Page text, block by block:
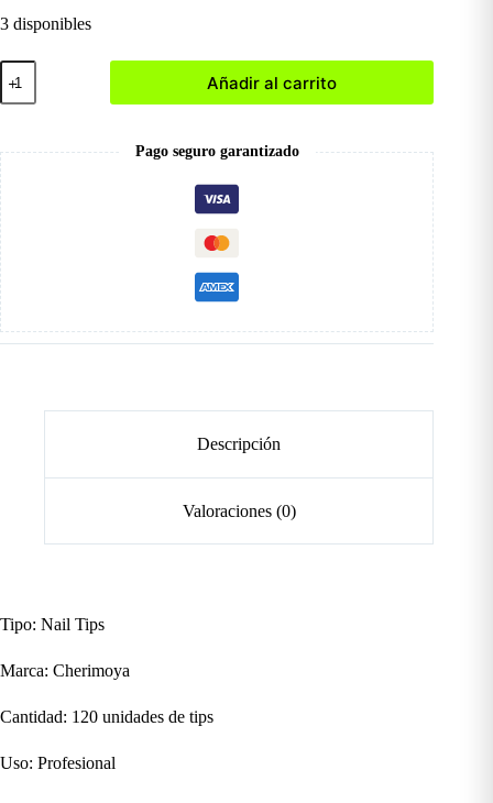
3 disponibles
Tips
Stiletto
(120
Añadir al carrito
Pago seguro garantizado
Descripción
Valoraciones (0)
Tipo: Nail Tips
Marca: Cherimoya
Cantidad: 120 unidades de tips
Uso: Profesional